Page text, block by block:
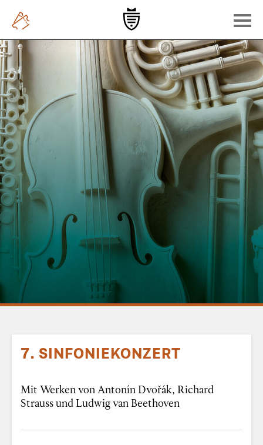
7. SINFONIEKONZERT
Mit Werken von Antonín Dvořák, Richard
Strauss und Ludwig van Beethoven